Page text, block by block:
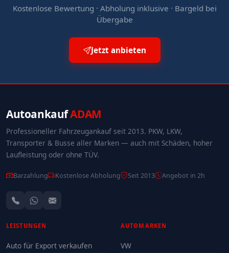
Kostenlose Bewertung · Abholung inklusive · Bargeld bei
Übergabe
Jetzt anbieten
AutoankaufADAM
Professioneller Fahrzeugankauf seit 2013. PKW, LKW,
Transporter & Busse aller Marken — auch mit Schäden, hoher
Laufleistung oder ohne TÜV.
Barzahlung Kostenlose Abholung Seit 2013 Angebot in 2h
LEISTUNGEN
Auto für Export verkaufen
AUTOMARKEN
VW